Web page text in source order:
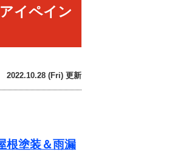
イペイン
2022.10.28 (Fri) 更新
根塗装＆雨漏